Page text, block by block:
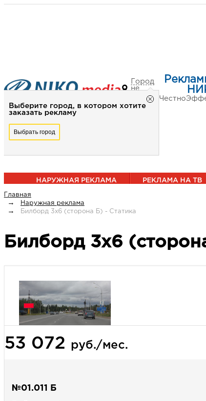
Город
не
выбран
Выберите город, в котором хотите
заказать рекламу
Выбрать город
Честно
НАРУЖНАЯ РЕКЛАМА РЕКЛАМА НА ТВ
Главная
Наружная реклама
Билборд 3х6 (сторона Б) - Статика
Билборд 3х6
53 072 руб./мес.
№01.011 Б